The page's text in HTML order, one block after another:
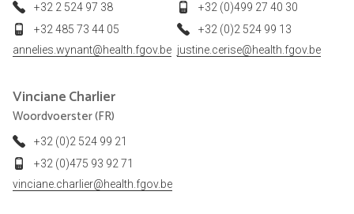
+32 2 524 97 38
+32 485 73 44 05
annelies.wynant@health.fgov.be
+32 (0)499 27 40 30
+32 (0)2 524 99 13
justine.cerise@health.fgov.be
VincianeCharlier
Woordvoerster (FR)
+32 (0)2 524 99 21
+32 (0)475 93 92 71
vinciane.charlier@health.fgov.be